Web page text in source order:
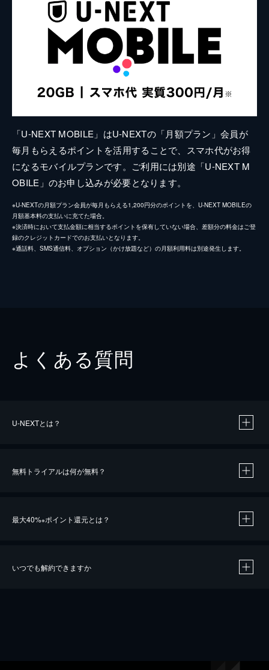
「U-NEXT MOBILE」はU-NEXTの「月額プラン」会員が
毎月もらえるポイントを活用することで、スマホ代がお得
になるモバイルプランです。ご利用には別途「U-NEXT M
OBILE」のお申し込みが必要となります。
※U-NEXTの月額プラン会員が毎月もらえる1,200円分のポイントを、U-NEXT MOBILEの
月額基本料の支払いに充てた場合。
※決済時において支払金額に相当するポイントを保有していない場合、差額分の料金はご登
録のクレジットカードでのお支払いとなります。
※通話料、SMS通信料、オプション（かけ放題など）の月額利用料は別途発生します。
よくある質問
U-NEXTとは？
無料トライアルは何が無料？
最大40%※ポイント還元とは？
いつでも解約できますか